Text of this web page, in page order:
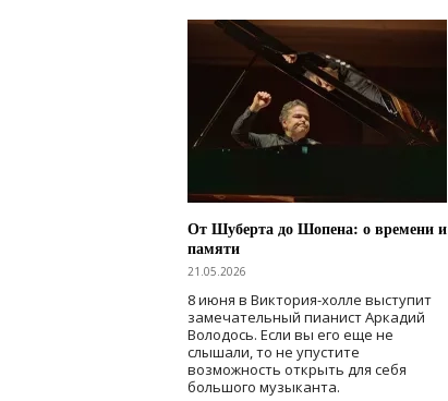
От Шуберта до Шопена: о времени и
памяти
21.05.2026
8 июня в Виктория-холле выступит
замечательный пианист Аркадий
Володось. Если вы его еще не
слышали, то не упустите
возможность открыть для себя
большого музыканта.